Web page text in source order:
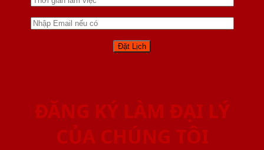
ĐĂNG KÝ LÀM ĐẠI LÝ
CỦA CHÚNG TÔI